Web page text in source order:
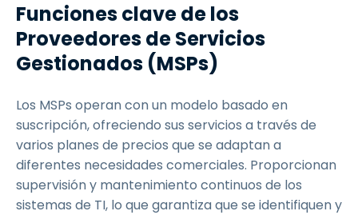
Funciones clave de los
Proveedores de Servicios
Gestionados (MSPs)
Los MSPs operan con un modelo basado en
suscripción, ofreciendo sus servicios a través de
varios planes de precios que se adaptan a
diferentes necesidades comerciales. Proporcionan
supervisión y mantenimiento continuos de los
sistemas de TI, lo que garantiza que se identifiquen y